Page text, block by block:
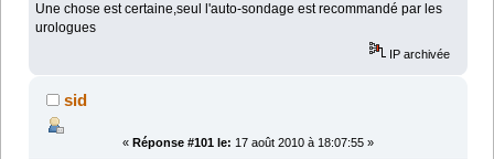
Une chose est certaine,seul l'auto-sondage est recommandé par les
urologues
IP archivée
sid
« Réponse #101 le: 17 août 2010 à 18:07:55 »